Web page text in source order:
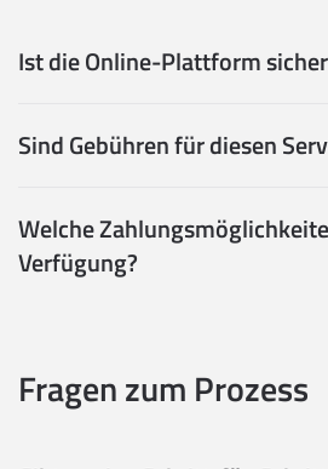
Ist die Online-Plattform
Sind Gebühren für diesen
Welche
Verfügung?
Fragen zum Prozess